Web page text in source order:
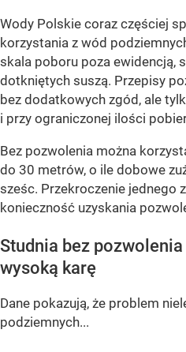
Wody Polskie coraz częściej
korzystania z wód
skala poboru poza ewidencją,
dotkniętych suszą. Przepisy
bez dodatkowych zgód, ale
i przy ograniczonej ilości
Bez pozwolenia można
do 30 metrów, o ile dobowe
sześc. Przekroczenie jednego
konieczność uzyskania
Studnia bez
wysoką karę
Dane pokazują, że problem
podziemnych...